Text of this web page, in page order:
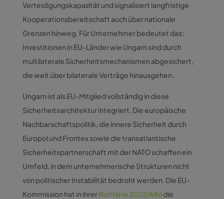
Verteidigungskapazität und signalisiert langfristige
Kooperationsbereitschaft auch über nationale
Grenzen hinweg. Für Unternehmer bedeutet das:
Investitionen in EU-Länder wie Ungarn sind durch
multilaterale Sicherheitsmechanismen abgesichert,
die weit über bilaterale Verträge hinausgehen.
Ungarn ist als EU-Mitglied vollständig in diese
Sicherheitsarchitektur integriert. Die europäische
Nachbarschaftspolitik, die innere Sicherheit durch
Europol und Frontex sowie die transatlantische
Sicherheitspartnerschaft mit der NATO schaffen ein
Umfeld, in dem unternehmerische Strukturen nicht
von politischer Instabilität bedroht werden. Die EU-
Kommission hat in ihrerRichtlinie 2022/686die